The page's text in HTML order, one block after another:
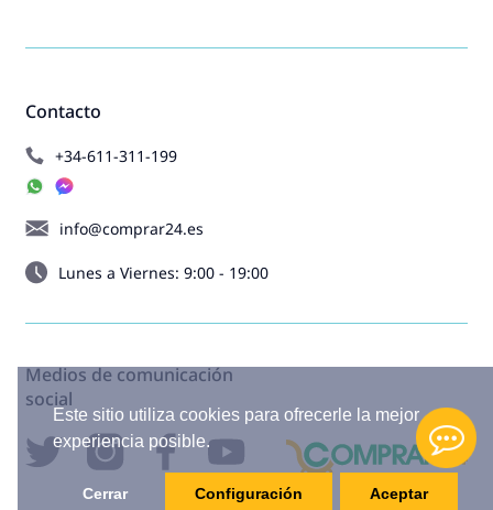
Este sitio utiliza cookies para ofrecerle la mejor
experiencia posible.
Cerrar Configuración Aceptar
Contacto
+34-611-311-199
info@comprar24.es
Lunes a Viernes: 9:00 - 19:00
Medios de comunicación
social